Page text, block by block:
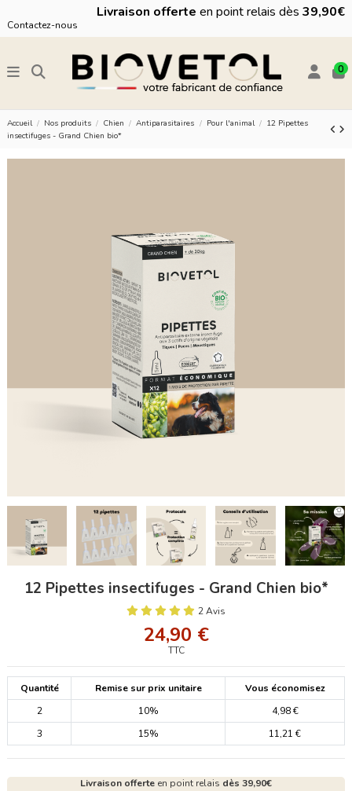
Livraison offerte en point relais dès 39,90€
Contactez-nous
0
Accueil Nos produits Chien Antiparasitaires Pour l'animal
12 Pipettes
insectifuges - Grand Chien bio*
12 Pipettes insectifuges - Grand Chien bio*
2 Avis
24,90 €
TTC
Quantité Remise sur prix unitaire
Vous économisez
2
10%
4,98 €
3
15% 11,21 €
Livraison offerte en point relais dès 39,90€